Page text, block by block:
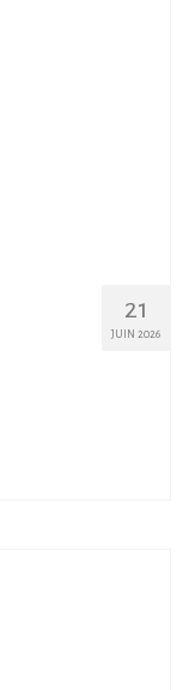
21
JUIN 2026